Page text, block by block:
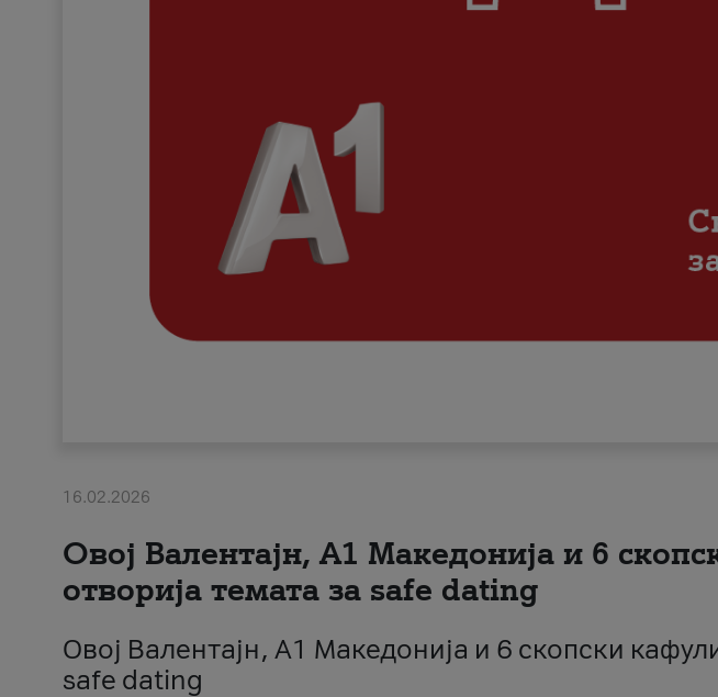
16.02.2026
Овој Валентајн, A1 Македонија и 6
отворија темата за safe dating
Овој Валентајн, A1 Македонија и 6 скопски
safe dating